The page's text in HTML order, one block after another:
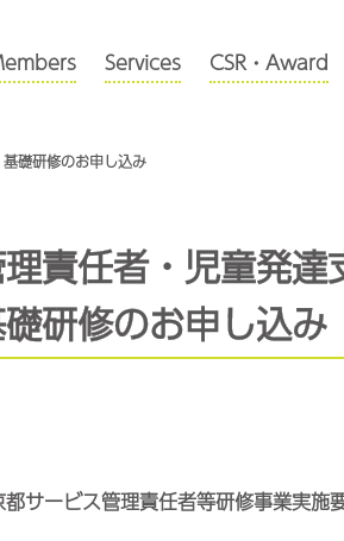
Services CSR・Award
礎研修のお申し込み
責任者・児童発達
研修のお申し込み
サービス管理責任者等研修事業実施